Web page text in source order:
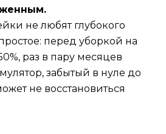
не любят глубокого
перед уборкой на
раз в пару месяцев
забытый в нуле до
не восстановиться